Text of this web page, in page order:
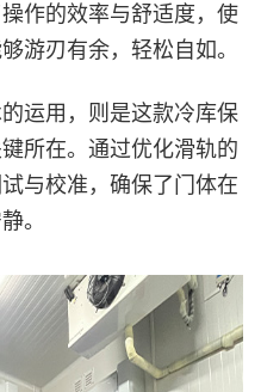
作的效率与舒适度，使
游刃有余，轻松自如。
用，则是这款冷库保
所在。通过优化滑轨的
与校准，确保了门体在
。